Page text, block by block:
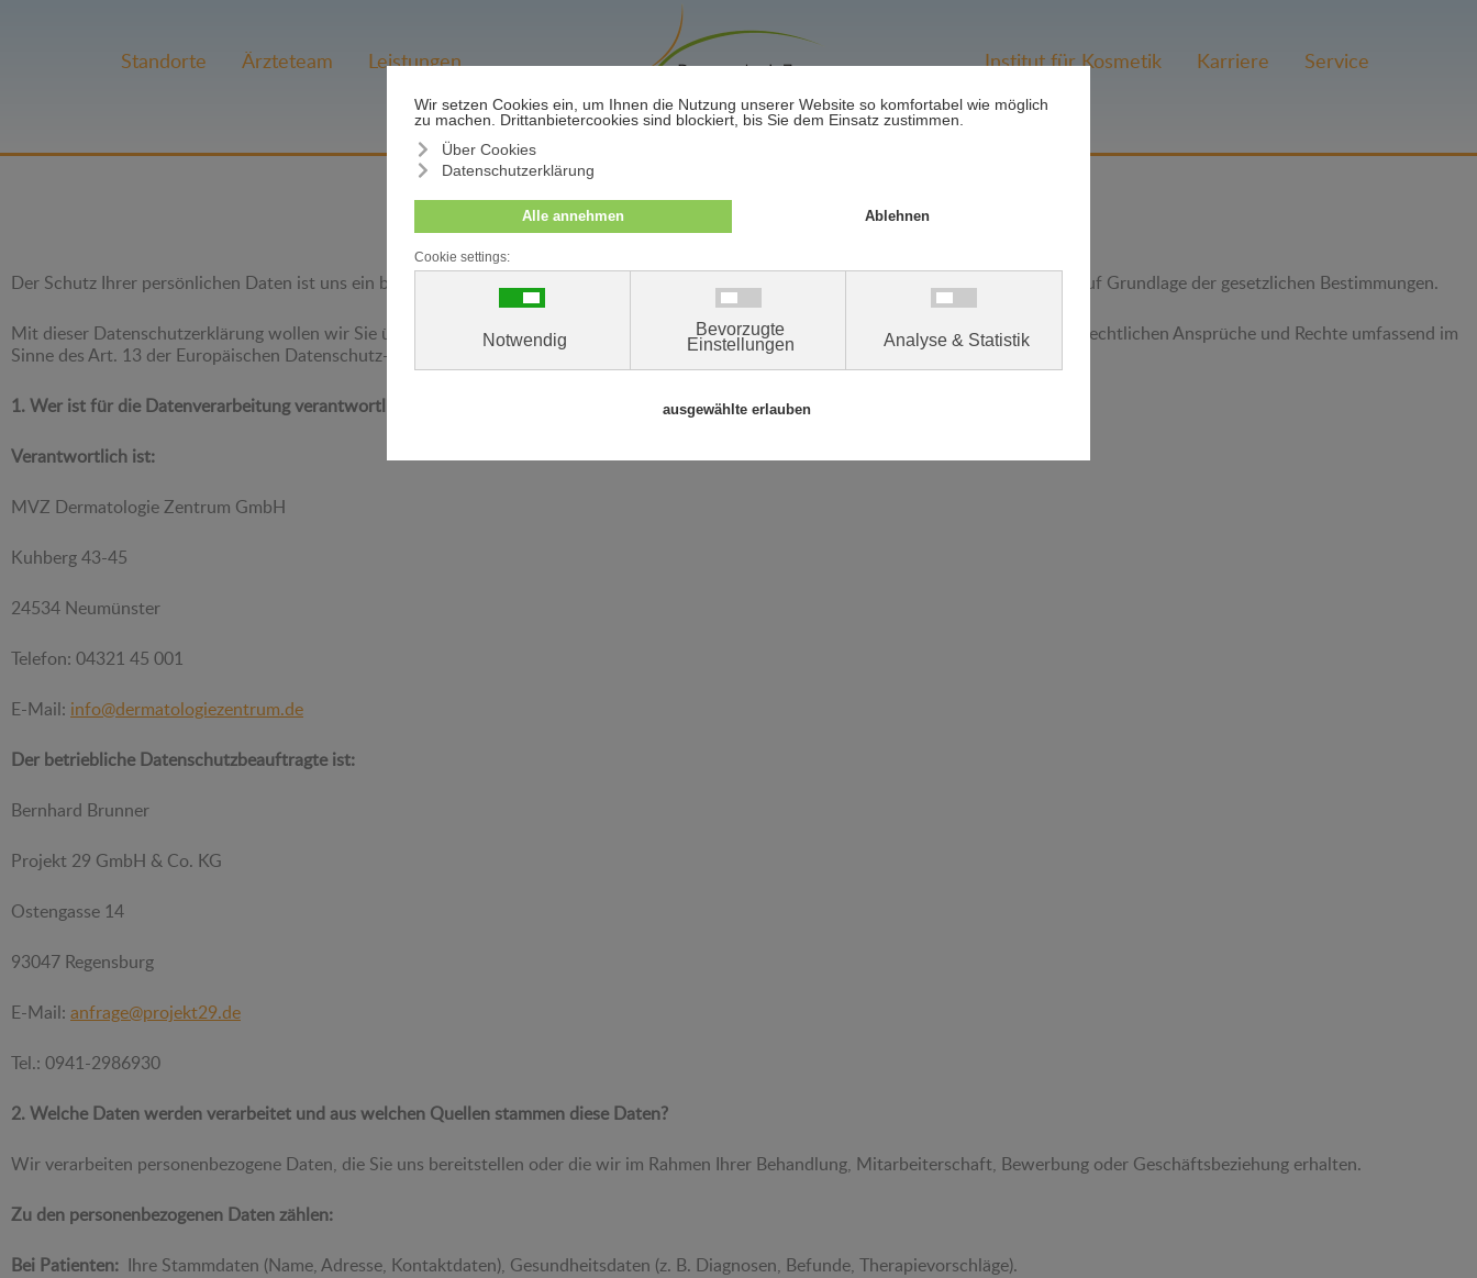
Standorte Ärzteteam Leistungen Institut für Kosmetik Karriere Service
Der Schutz Ihrer persönlichen Daten ist uns ein besonderes Anliegen. Wir verarbeiten Ihre personenbezogenen Daten daher ausschließlich auf Grundlage der gesetzlichen Bestimmungen.
Mit dieser Datenschutzerklärung wollen wir Sie über die Verarbeitung Ihrer Daten in unserer Praxis und die Ihnen zustehenden datenschutzrechtlichen Ansprüche und Rechte umfassend im
Sinne des Art. 13 der Europäischen Datenschutz-Grundverordnung (EU DSGVO) informieren.
1. Wer ist für die Datenverarbeitung verantwortlich und an wen können Sie sich wenden?
Verantwortlich ist:
MVZ Dermatologie Zentrum GmbH
Kuhberg 43-45
24534 Neumünster
Telefon: 04321 45 001
E-Mail: info@dermatologiezentrum.de
Der betriebliche Datenschutzbeauftragte ist:
Bernhard Brunner
Projekt 29 GmbH & Co. KG
Ostengasse 14
93047 Regensburg
E-Mail: anfrage@projekt29.de
Tel.: 0941-2986930
2. Welche Daten werden verarbeitet und aus welchen Quellen stammen diese Daten?
Wir verarbeiten personenbezogene Daten, die Sie uns bereitstellen oder die wir im Rahmen Ihrer Behandlung, Mitarbeiterschaft, Bewerbung oder Geschäftsbeziehung erhalten.
Zu den personenbezogenen Daten zählen:
Bei Patienten: Ihre Stammdaten (Name, Adresse, Kontaktdaten), Gesundheitsdaten (z. B. Diagnosen, Befunde, Therapievorschläge).